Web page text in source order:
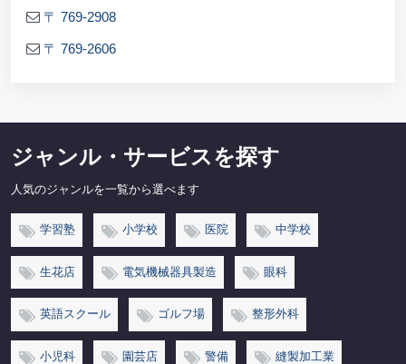
〒 769-2908
〒 769-2606
ジャンル・サービスを探す
人気のジャンルを一覧から選べます
学習塾 小学校 医院 中学校
生花店 電気機械器具製造 眼科
英語スクール ゴルフ場 整形外科
小児科 園芸店 警備 縫製加工業